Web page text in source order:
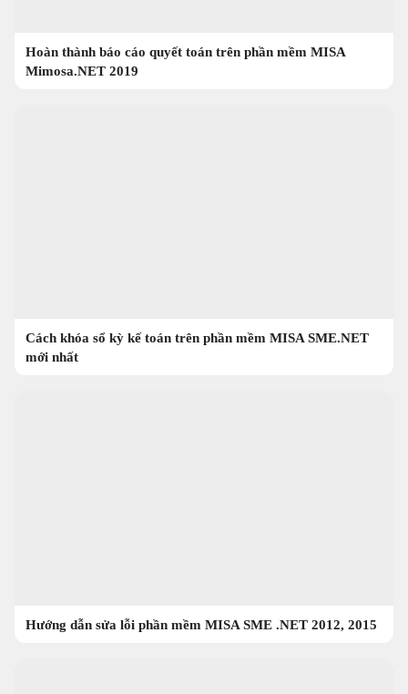
Hoàn thành báo cáo quyết toán trên phần mềm MISA
Mimosa.NET 2019
Cách khóa sổ kỳ kế toán trên phần mềm MISA SME.NET
mới nhất
Hướng dẫn sửa lỗi phần mềm MISA SME .NET 2012, 2015